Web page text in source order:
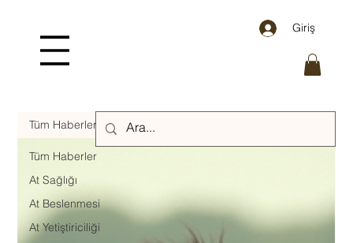
Giriş
Tüm Haberler
At Sağlığı
At Beslenmesi
At Yetiştiriciliği
Tüm Haberler